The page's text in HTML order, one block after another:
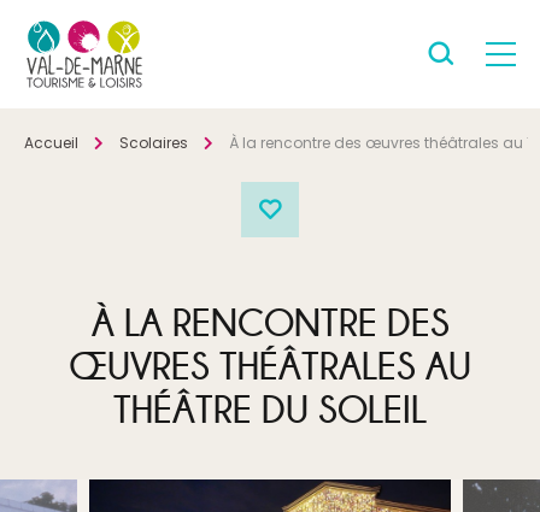
Accueil Scolaires À la rencontre des œuvres théâtrales au
À LA RENCONTRE DES
ŒUVRES THÉÂTRALES AU
THÉÂTRE DU SOLEIL